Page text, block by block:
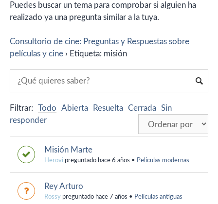
Puedes buscar un tema para comprobar si alguien ha
realizado ya una pregunta similar a la tuya.
Consultorio de cine: Preguntas y Respuestas sobre
películas y cine › Etiqueta: misión
Filtrar: Todo Abierta Resuelta Cerrada Sin
responder
Misión Marte
Herovi preguntado hace 6 años • Películas modernas
Rey Arturo
Rossy preguntado hace 7 años • Películas antiguas